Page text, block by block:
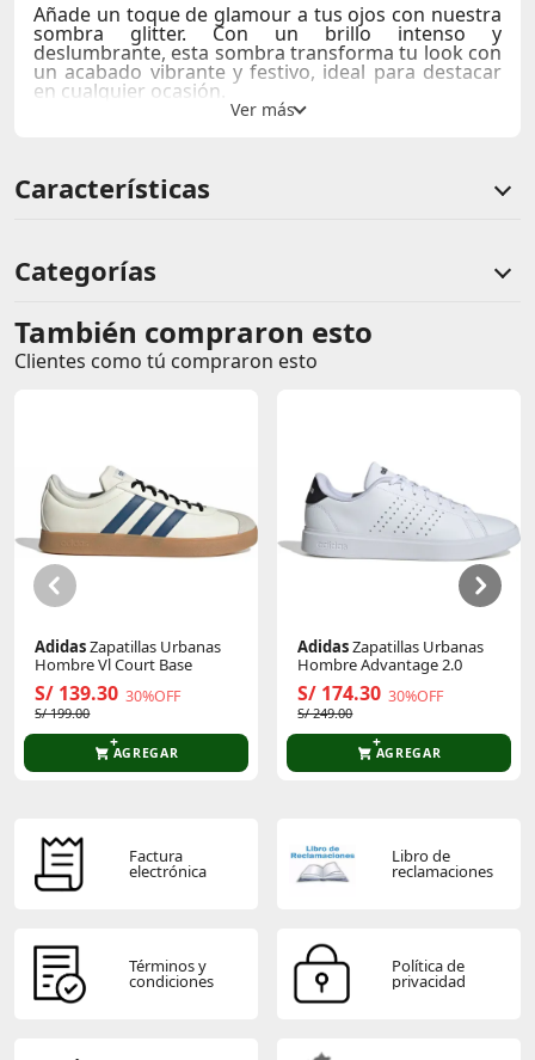
Añade un toque de glamour a tus ojos con nuestra
sombra glitter. Con un brillo intenso y
deslumbrante, esta sombra transforma tu look con
un acabado vibrante y festivo, ideal para destacar
en cualquier ocasión.
Características
Categorías
Comentarios de clientes
Comentarios de clientes que compraron este producto
Sin calificaciones
Este producto aún no tiene calificaciones.
Sé el primero en comentar y acumula Puntos.
También compraron esto
Clientes como tú compraron esto
AdidasZapatillas Urbanas
Hombre Vl Court Base
S/ 139.30 30%OFF
S/ 199.00
AGREGAR
AdidasZapatillas Urbanas
Hombre Advantage 2.0
S/ 174.30 30%OFF
S/ 249.00
AGREGAR
Factura
electrónica
Libro de
reclamaciones
Términos y
condiciones
Política de
privacidad